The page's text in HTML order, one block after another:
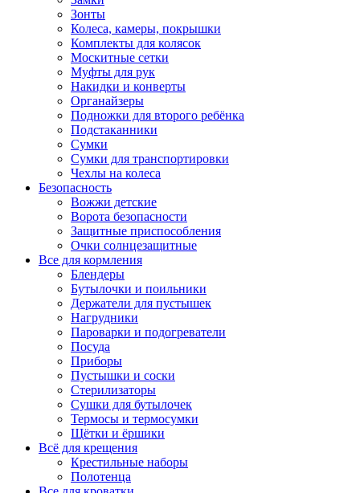
Зонты
Колеса, камеры, покрышки
Комплекты для колясок
Москитные сетки
Муфты для рук
Накидки и конверты
Органайзеры
Подножки для второго ребёнка
Подстаканники
Сумки
Сумки для транспортировки
Чехлы на колеса
Безопасность
Вожжи детские
Ворота безопасности
Защитные приспособления
Очки солнцезащитные
Все для кормления
Блендеры
Бутылочки и поильники
Держатели для пустышек
Нагрудники
Пароварки и подогреватели
Посуда
Приборы
Пустышки и соски
Стерилизаторы
Сушки для бутылочек
Термосы и термосумки
Щётки и ёршики
Всё для крещения
Крестильные наборы
Полотенца